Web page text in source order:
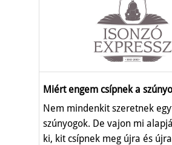
Miért engem csípnek a
Nem mindenkit szeretnek
szúnyogok. De vajon mi
ki, kit csípnek meg újra és